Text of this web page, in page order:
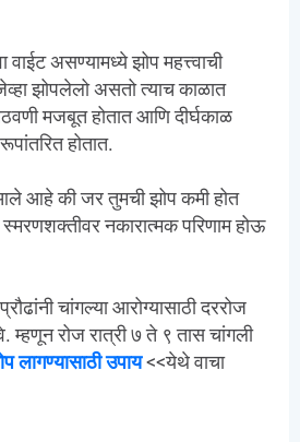
असण्यामध्ये झोप महत्त्वाची
झोपलेलो असतो त्याच काळात
मजबूत होतात आणि दीर्घकाळ
होतात.
आहे की जर तुमची झोप कमी होत
नकारात्मक परिणाम होऊ
चांगल्या आरोग्यासाठी दररोज
म्हणून रोज रात्री ७ ते ९ तास चांगली
लागण्यासाठी उपाय<<येथे वाचा